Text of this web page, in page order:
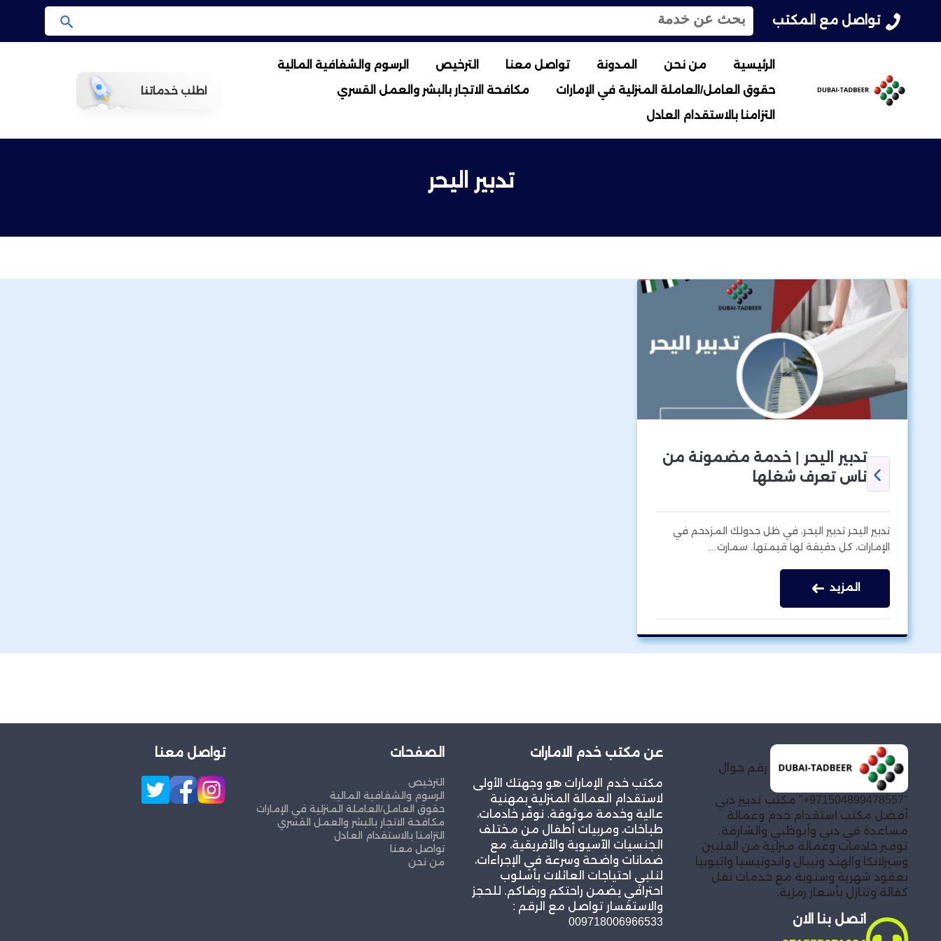
تواصل مع المكتب
ب
ح
ع
ن
:
ب
الرئيسية من نحن المدونة تواصل معنا الترخيص الرسوم والشفافية المالية
حقوق العامل/العاملة المنزلية في الإمارات مكافحة الاتجار بالبشر والعمل القسري
التزامنا بالاستقدام العادل
اطلب خدماتنا
تدبير اليحر
تدبير اليحر | خدمة مضمونة من
ناس تعرف شغلها
تدبير اليحر تدبير اليحر، في ظل جدولك المزدحم في
الإمارات، كل دقيقة لها قيمتها. سمارت…
المزيد
رقم جوال
"971504899478557+" مكتب تدبير دبي
أفضل مكتب استقدام خدم وعمالة
مساعدة في دبي وأبوظبي والشارقة.
توفير خادمات وعمالة منزلية من الفلبين
وسيرلانكا والهند ونيبال واندونيسيا واثيوبيا
بعقود شهرية وسنوية مع خدمات نقل
كفالة وتنازل بأسعار رمزية.
اتصل بنا الان
عن مكتب خدم الامارات
مكتب خدم الإمارات هو وجهتك الأولى
لاستقدام العمالة المنزلية بمهنية
عالية وخدمة موثوقة. نوفّر خادمات،
طباخات، ومربيات أطفال من مختلف
الجنسيات الآسيوية والأفريقية، مع
ضمانات واضحة وسرعة في الإجراءات،
لنلبي احتياجات العائلات بأسلوب
احترافي يضمن راحتكم ورضاكم. للحجز
والاستفسار تواصل مع الرقم :
009718006966533
الصفحات
الترخيص
الرسوم والشفافية المالية
حقوق العامل/العاملة المنزلية في الإمارات
مكافحة الاتجار بالبشر والعمل القسري
التزامنا بالاستقدام العادل
تواصل معنا
من نحن
تواصل معنا